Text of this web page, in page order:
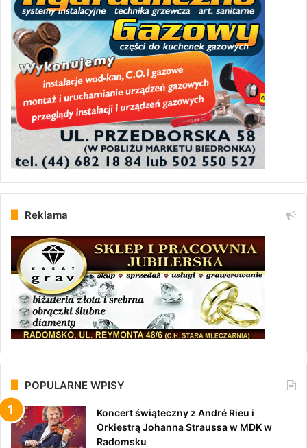
Reklama
POPULARNE WPISY
Koncert świąteczny z André Rieu i
Orkiestrą Johanna Straussa w MDK w
Radomsku